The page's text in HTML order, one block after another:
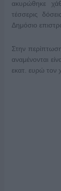
ακυρώθηκε
τέσσερις
Δημόσιο
Στην
αναμένονται
εκατ. ευρώ τον